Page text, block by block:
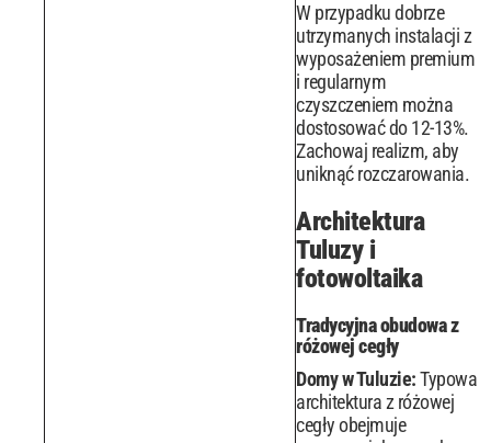
W przypadku dobrze
utrzymanych instalacji z
wyposażeniem premium
i regularnym
czyszczeniem można
dostosować do 12-13%.
Zachowaj realizm, aby
uniknąć rozczarowania.
Architektura
Tuluzy i
fotowoltaika
Tradycyjna obudowa z
różowej cegły
Domy w Tuluzie:Typowa
architektura z różowej
cegły obejmuje